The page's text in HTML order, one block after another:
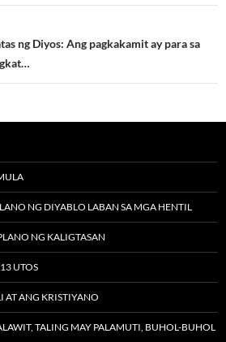
ng Diyos: Ang pagkakamit ay para sa
NG DIYABLO LABAN SA MGA HENTIL
NG KALIGTASAN
UTOS
AT ANG KRISTIYANO
TALING MAY PALAMUTI, BUHOL-BUHOL